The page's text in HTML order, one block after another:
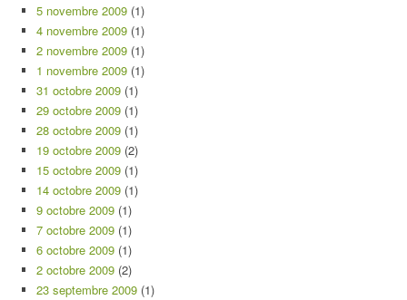
5 novembre 2009 (1)
4 novembre 2009 (1)
2 novembre 2009 (1)
1 novembre 2009 (1)
31 octobre 2009 (1)
29 octobre 2009 (1)
28 octobre 2009 (1)
19 octobre 2009 (2)
15 octobre 2009 (1)
14 octobre 2009 (1)
9 octobre 2009 (1)
7 octobre 2009 (1)
6 octobre 2009 (1)
2 octobre 2009 (2)
23 septembre 2009 (1)